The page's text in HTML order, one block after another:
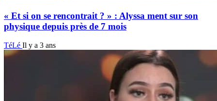
« Et si on se rencontrait ? » : Alyssa ment sur son
physique depuis près de 7 mois
TéLé Il y a 3 ans